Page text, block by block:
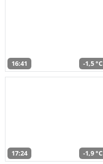
16:41 -1,5 °C
17:24 -1,9 °C